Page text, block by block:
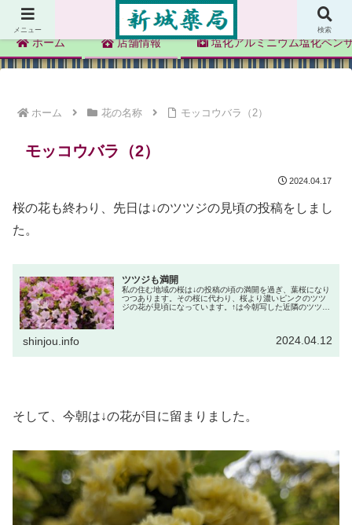
新城薬局
ホーム 店舗情報 塩化アルミニウム塩化ベン
ホーム 花の名称 モッコウバラ（2）
モッコウバラ（2）
2024.04.17
桜の花も終わり、先日は↓のツツジの見頃の投稿をしまし
た。
ツツジも満開
私の住む地域の桜は↓の投稿の頃の満開を過ぎ、葉桜になり
つつあります。その桜に代わり、桜より濃いピンクのツツ
ジの花が見頃になっています。↑は今朝写した近隣のツツジ
shinjou.info 2024.04.12
そして、今朝は↓の花が目に留まりました。
メニュー 検索